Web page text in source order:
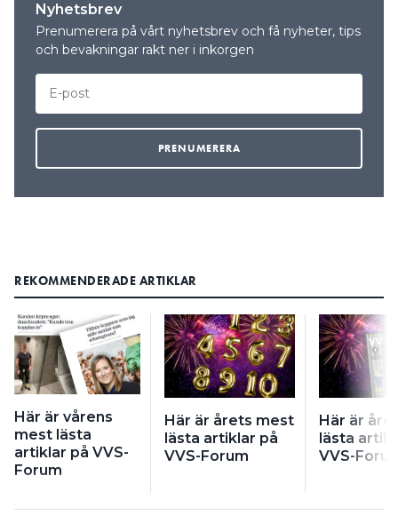
Nyhetsbrev
Prenumerera på vårt nyhetsbrev och få nyheter, tips
och bevakningar rakt ner i inkorgen
REKOMMENDERADE ARTIKLAR
Här är vårens
mest lästa
artiklar på VVS-
Forum
Här är årets mest
lästa artiklar på
VVS-Forum
Här är
lästa
VVS-